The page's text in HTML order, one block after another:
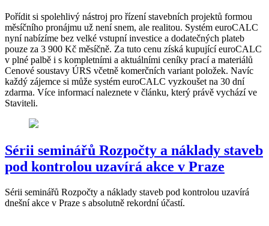
Pořídit si spolehlivý nástroj pro řízení stavebních projektů formou
měsíčního pronájmu už není snem, ale realitou. Systém euroCALC
nyní nabízíme bez velké vstupní investice a dodatečných plateb
pouze za 3 900 Kč měsíčně. Za tuto cenu získá kupující euroCALC
v plné palbě i s kompletními a aktuálními ceníky prací a materiálů
Cenové soustavy ÚRS včetně komerčních variant položek. Navíc
každý zájemce si může systém euroCALC vyzkoušet na 30 dní
zdarma. Více informací naleznete v článku, který právě vychází ve
Staviteli.
Sérii seminářů Rozpočty a náklady staveb
pod kontrolou uzavírá akce v Praze
Sérii seminářů Rozpočty a náklady staveb pod kontrolou uzavírá
dnešní akce v Praze s absolutně rekordní účastí.